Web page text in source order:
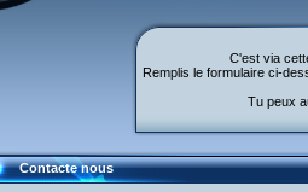
C'est via
Remplis le formulaire ci-
Tu peux
Contacte nous